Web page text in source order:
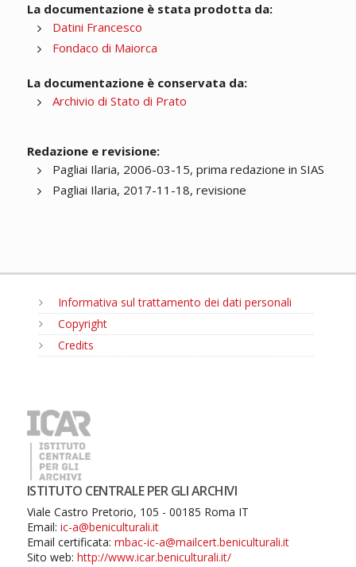
La documentazione è stata prodotta da:
Datini Francesco
Fondaco di Maiorca
La documentazione è conservata da:
Archivio di Stato di Prato
Redazione e revisione:
Pagliai Ilaria, 2006-03-15, prima redazione in SIAS
Pagliai Ilaria, 2017-11-18, revisione
Informativa sul trattamento dei dati personali
Copyright
Credits
ISTITUTO CENTRALE PER GLI ARCHIVI
Viale Castro Pretorio, 105 - 00185 Roma IT
Email: ic-a@beniculturali.it
Email certificata: mbac-ic-a@mailcert.beniculturali.it
Sito web: http://www.icar.beniculturali.it/